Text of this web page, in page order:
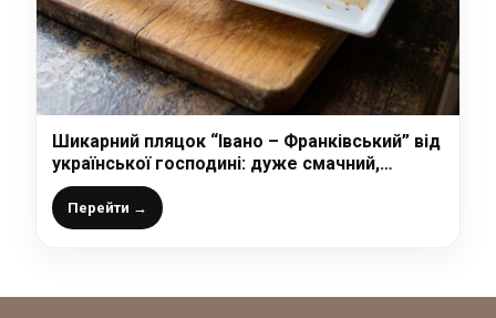
Шикарний пляцок “Івано – Франківський” від
української господині: дуже смачний,
багатий на смаки пляцок
Перейти →